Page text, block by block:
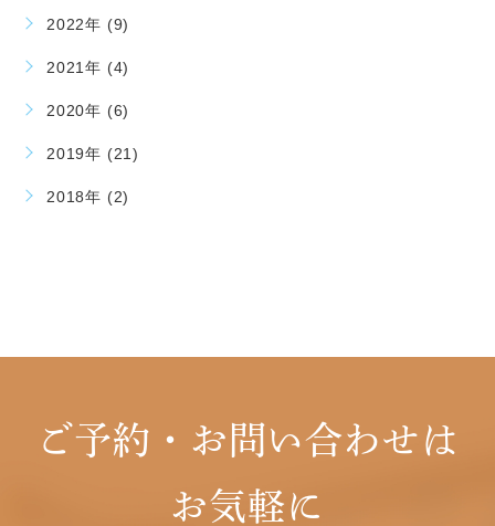
2022年 (9)
2021年 (4)
2020年 (6)
2019年 (21)
2018年 (2)
ご予約・お問い合わせは
お気軽に